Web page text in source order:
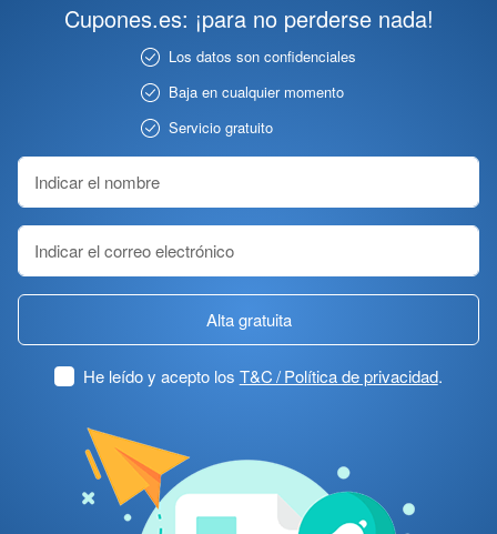
Cupones.es: ¡para no perderse nada!
Los datos son confidenciales
Baja en cualquier momento
Servicio gratuito
Alta gratuita
He leído y acepto los T&C / Política de privacidad.